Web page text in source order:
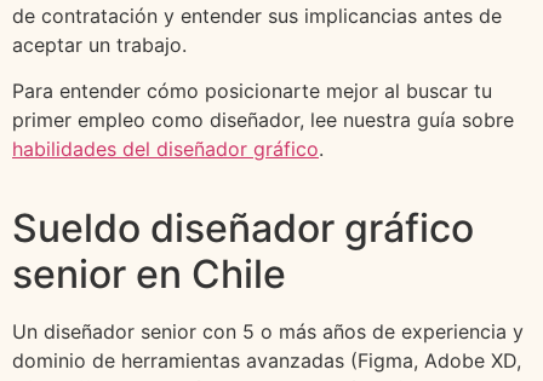
de contratación y entender sus implicancias antes de
aceptar un trabajo.
Para entender cómo posicionarte mejor al buscar tu
primer empleo como diseñador, lee nuestra guía sobre
habilidades del diseñador gráfico.
Sueldo diseñador gráfico
senior en Chile
Un diseñador senior con 5 o más años de experiencia y
dominio de herramientas avanzadas (Figma, Adobe XD,